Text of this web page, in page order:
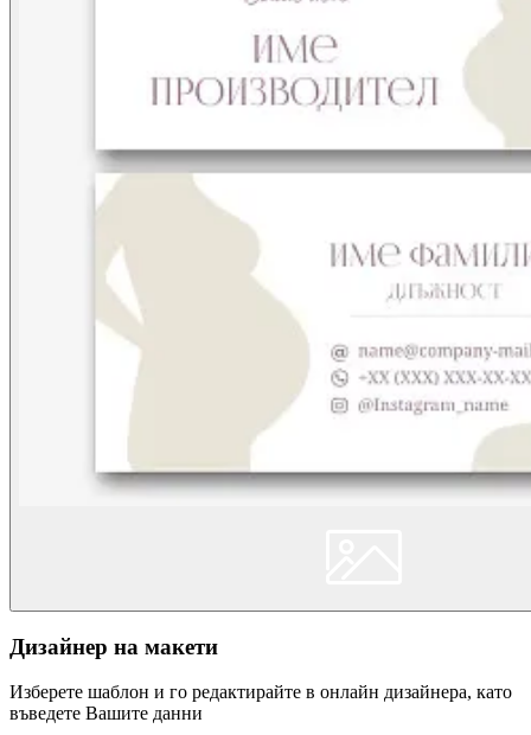
Дизайнер на макети
Изберете шаблон и го редактирайте в онлайн дизайнера, като
въведете Вашите данни